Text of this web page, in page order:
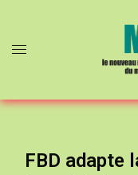
FBD adapte